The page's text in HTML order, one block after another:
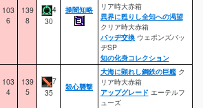
103
6
139
8
4
30
操闇知略
リア時大赤箱
異界に甦りし全知への渇望
クリア時大赤箱
バッヂ交換ウェポンズバッ
ヂSP
知の化身コレクション
103
4
139
5
7
35
殺心襲撃
大海に顕れし鋼鉄の巨艦ク
リア時大赤箱
アップグレード エーテルフ
ューズ